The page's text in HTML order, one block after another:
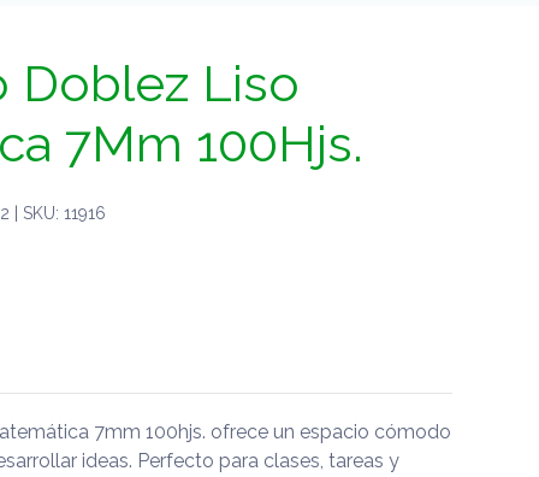
Doblez Liso
7Mm 100Hjs.
| SKU: 11916
7mm 100hjs. ofrece un espacio cómodo
ideas. Perfecto para clases, tareas y